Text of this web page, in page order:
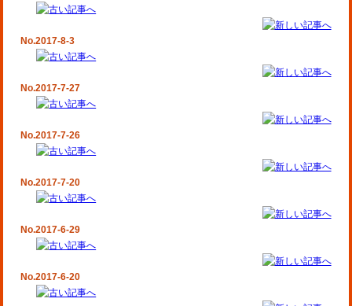
No.2017-8-3
No.2017-7-27
No.2017-7-26
No.2017-7-20
No.2017-6-29
No.2017-6-20